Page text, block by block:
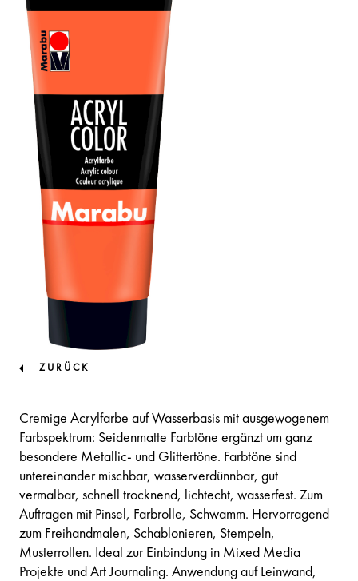
ZURÜCK
Cremige Acrylfarbe auf Wasserbasis mit ausgewogenem
Farbspektrum: Seidenmatte Farbtöne ergänzt um ganz
besondere Metallic- und Glittertöne. Farbtöne sind
untereinander mischbar, wasserverdünnbar, gut
vermalbar, schnell trocknend, lichtecht, wasserfest. Zum
Auftragen mit Pinsel, Farbrolle, Schwamm. Hervorragend
zum Freihandmalen, Schablonieren, Stempeln,
Musterrollen. Ideal zur Einbindung in Mixed Media
Projekte und Art Journaling. Anwendung auf Leinwand,